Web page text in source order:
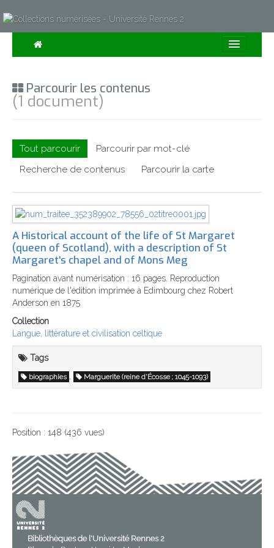
Collections
Expositions
À propos
Recherche avancée
Parcourir les contenus
(1 document)
Tout parcourir
Parcourir par mot-clé
Recherche de contenus
Parcourir la carte
A Historical account of the life of St Margaret
(queen of Scotland), with a description of St
Margaret's chapel and of Mons Meg
Pagination avant numérisation : 16 pages. Reproduction
numérique de l'édition imprimée à Edimbourg chez Robert
Anderson en 1875
Collection
Langue, littérature et civilisation celtique
Tags
biographies , Marguerite (reine d'Écosse ; 1045-1093)
Position : 148 (436 vues)
Bibliothèques de l'Université Rennes 2